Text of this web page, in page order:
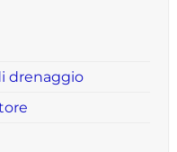
drenaggio